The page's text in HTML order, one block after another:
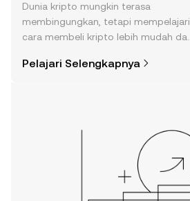
Dunia kripto mungkin terasa
membingungkan, tetapi mempelajari
cara membeli kripto lebih mudah dari
di aplikasi seluler OKX, atau di sini di
Pelajari Selengkapnya